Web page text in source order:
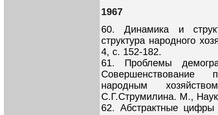
1967
60. Динамика и
структура народного
4, с. 152-182.
61. Проблемы
Совершенствование
народным
С.Г.Струмилина. М.,
62. Абстрактные